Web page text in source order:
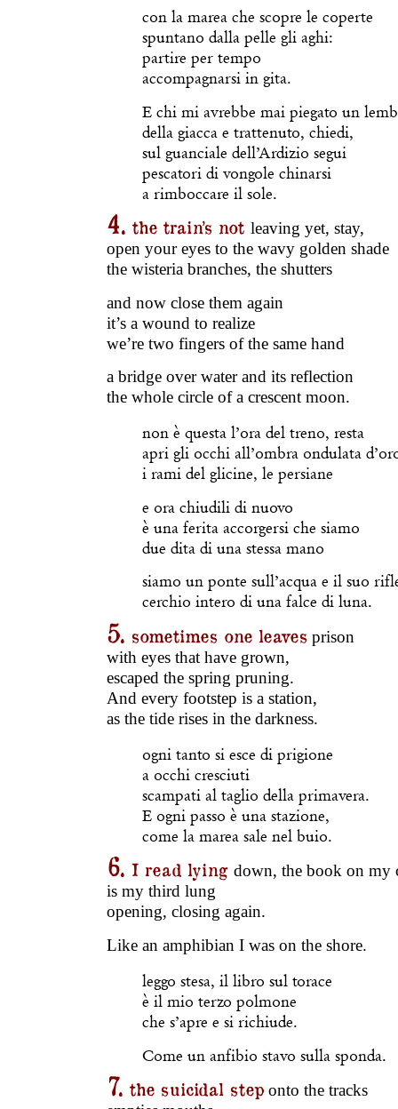
con la marea che scopre le coperte
spuntano dalla pelle gli aghi:
partire per tempo
accompagnarsi in gita.
E chi mi avrebbe mai piegato un
della giacca e trattenuto, chiedi,
sul guanciale dell’Ardizio segui
pescatori di vongole chinarsi
a rimboccare il sole.
4. the train’s not leaving yet, stay,
open your eyes to the wavy golden shade
the wisteria branches, the shutters
and now close them again
it’s a wound to realize
we’re two fingers of the same hand
a bridge over water and its reflection
the whole circle of a crescent moon.
non è questa l’ora del treno, resta
apri gli occhi all’ombra ondulata
i rami del glicine, le persiane
e ora chiudili di nuovo
è una ferita accorgersi che siamo
due dita di una stessa mano
siamo un ponte sull’acqua e il suo
cerchio intero di una falce di luna.
5. sometimes one leaves prison
with eyes that have grown,
escaped the spring pruning.
And every footstep is a station,
as the tide rises in the darkness.
ogni tanto si esce di prigione
a occhi cresciuti
scampati al taglio della primavera.
E ogni passo è una stazione,
come la marea sale nel buio.
6. I read lying down, the book on my
is my third lung
opening, closing again.
Like an amphibian I was on the shore.
leggo stesa, il libro sul torace
è il mio terzo polmone
che s’apre e si richiude.
Come un anfibio stavo sulla sponda.
7. the suicidal steponto the tracks